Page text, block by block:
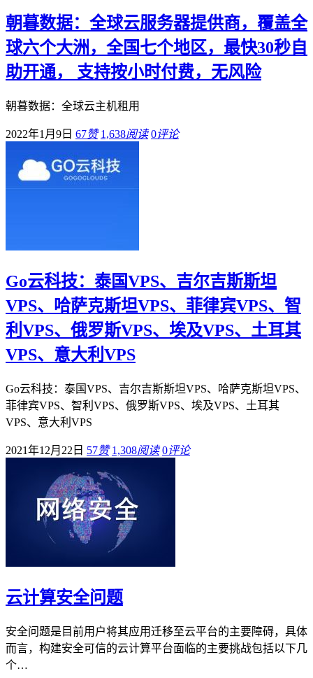
朝暮数据：全球云服务器提供商，覆盖全
球六个大洲，全国七个地区，最快30秒自
助开通， 支持按小时付费，无风险
朝暮数据：全球云主机租用
2022年1月9日 67赞 1,638阅读 0评论
Go云科技：泰国VPS、吉尔吉斯斯坦
VPS、哈萨克斯坦VPS、菲律宾VPS、智
利VPS、俄罗斯VPS、埃及VPS、土耳其
VPS、意大利VPS
Go云科技：泰国VPS、吉尔吉斯斯坦VPS、哈萨克斯坦VPS、
菲律宾VPS、智利VPS、俄罗斯VPS、埃及VPS、土耳其
VPS、意大利VPS
2021年12月22日 57赞 1,308阅读 0评论
云计算安全问题
安全问题是目前用户将其应用迁移至云平台的主要障碍，具体
而言，构建安全可信的云计算平台面临的主要挑战包括以下几
个…